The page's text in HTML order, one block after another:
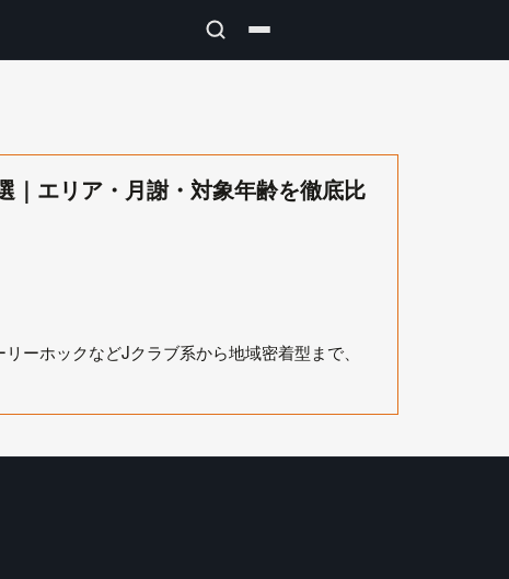
｜エリア・月謝・対象年齢を徹底比
ーホックなどJクラブ系から地域密着型まで、